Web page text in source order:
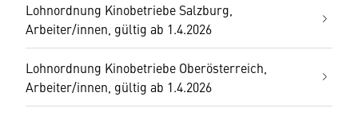
Lohnordnung Kinobetriebe Salzburg,
Arbeiter/innen, gültig ab 1.4.2026
Lohnordnung Kinobetriebe Oberösterreich,
Arbeiter/innen, gültig ab 1.4.2026